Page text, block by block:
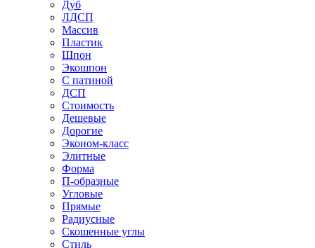
Дуб
ЛДСП
Массив
Пластик
Шпон
Экошпон
С патиной
ДСП
Стоимость
Дешевые
Дорогие
Эконом-класс
Элитные
Форма
П-образные
Угловые
Прямые
Радиусные
Скошенные углы
Стиль